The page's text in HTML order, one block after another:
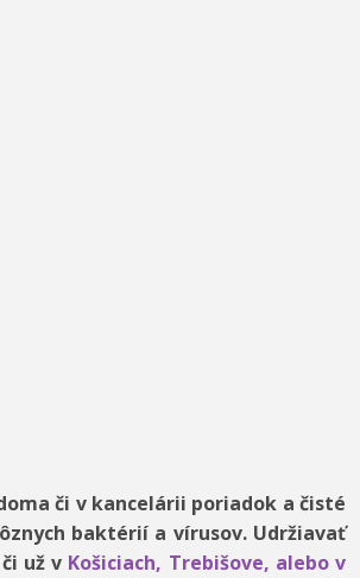
či v kancelárii poriadok a čisté
baktérií a vírusov. Udržiavať
už v Košiciach, Trebišove, alebo v